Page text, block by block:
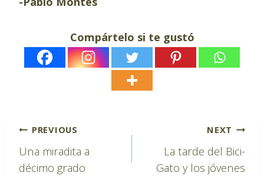
Compártelo si te gustó
Post
navigation
PREVIOUS
Una miradita a
décimo grado
NEXT
La tarde del Bici-
Gato y los jóvenes